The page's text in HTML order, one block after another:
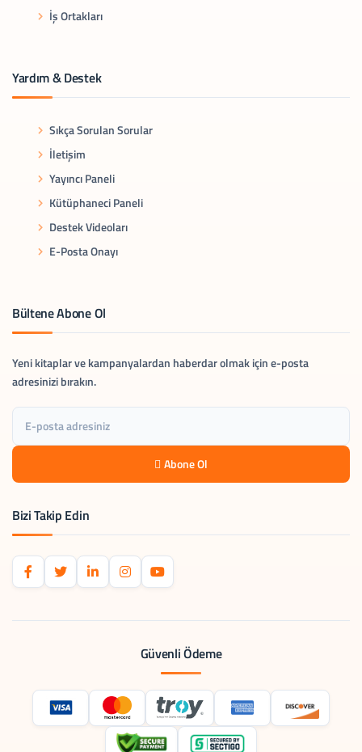
İş Ortakları
Yardım & Destek
Sıkça Sorulan Sorular
İletişim
Yayıncı Paneli
Kütüphaneci Paneli
Destek Videoları
E-Posta Onayı
Bültene Abone Ol
Yeni kitaplar ve kampanyalardan haberdar olmak için e-posta
adresinizi bırakın.
Abone Ol
Bizi Takip Edin
Güvenli Ödeme